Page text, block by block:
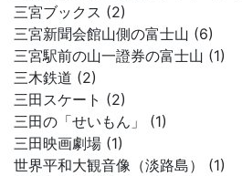
三宮ブックス (2)
三宮新聞会館山側の富士山 (6)
三宮駅前の山一證券の富士山 (1)
三木鉄道 (2)
三田スケート (2)
三田の「せいもん」 (1)
三田映画劇場 (1)
世界平和大観音像（淡路島） (1)